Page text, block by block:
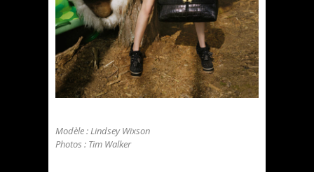
Modèle : Lindsey Wixson
Photos : Tim Walker